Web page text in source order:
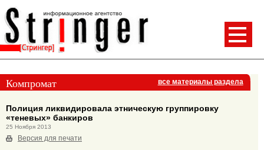
Компромат все материалы раздела
Полиция ликвидировала этническую группировку
«теневых» банкиров
25 Ноября 2013
Версия для печати